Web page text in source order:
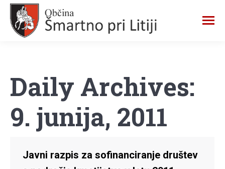
Daily Archives:
9. junija, 2011
Javni razpis za sofinanciranje društev